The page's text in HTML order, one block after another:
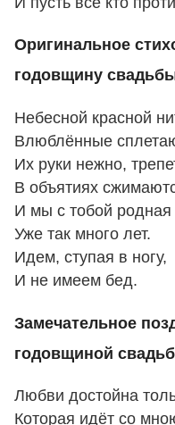
Оригинальное
годовщину
Небесной красной
Влюблённые
Их руки нежно,
В объятиях
И мы с тобой родная
Уже так много лет.
Идем, ступая в ногу,
И не имеем бед.
Замечательное
годовщиной
Любви достойна
Которая идёт со